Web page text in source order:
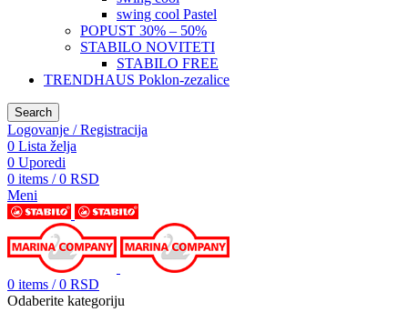
swing cool Pastel
POPUST 30% – 50%
STABILO NOVITETI
STABILO FREE
TRENDHAUS Poklon-zezalice
Search
Logovanje / Registracija
0 Lista želja
0 Uporedi
0 items / 0 RSD
Meni
0 items / 0 RSD
Odaberite kategoriju